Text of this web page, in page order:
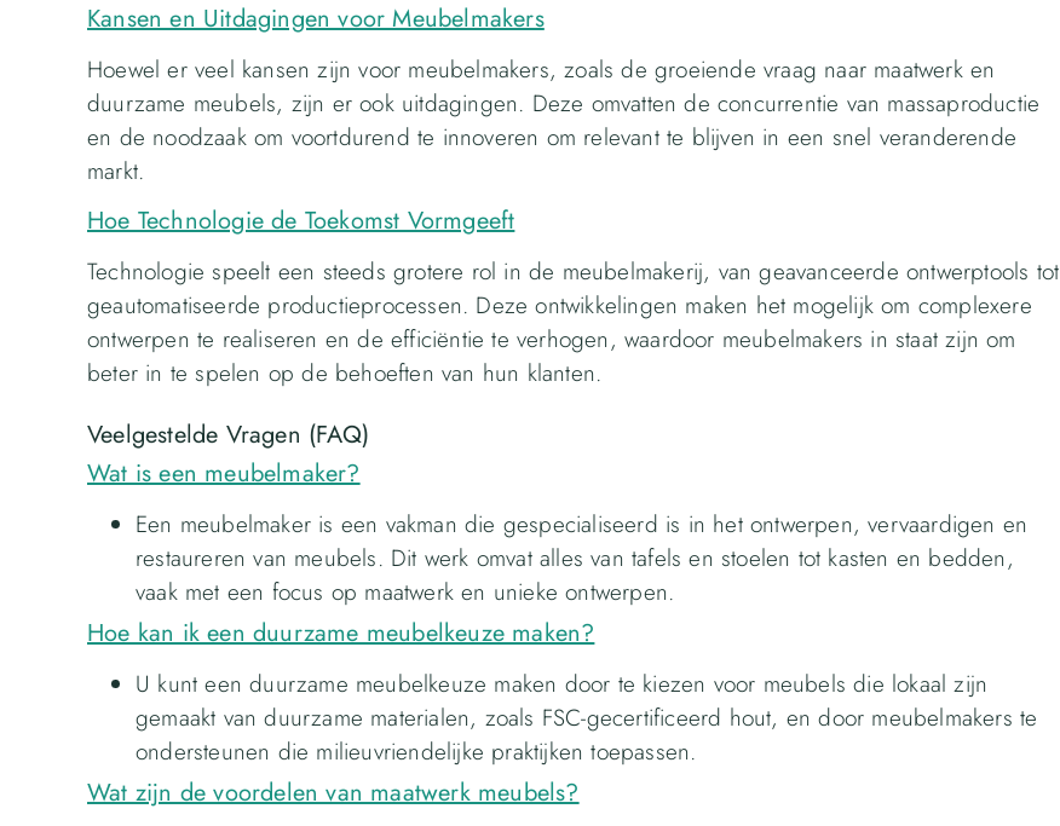
Kansen en Uitdagingen voor Meubelmakers
Hoewel er veel kansen zijn voor meubelmakers, zoals de groeiende vraag naar maatwerk en
duurzame meubels, zijn er ook uitdagingen. Deze omvatten de concurrentie van massaproductie
en de noodzaak om voortdurend te innoveren om relevant te blijven in een snel veranderende
markt.
Hoe Technologie de Toekomst Vormgeeft
Technologie speelt een steeds grotere rol in de meubelmakerij, van geavanceerde ontwerptools tot
geautomatiseerde productieprocessen. Deze ontwikkelingen maken het mogelijk om complexere
ontwerpen te realiseren en de efficiëntie te verhogen, waardoor meubelmakers in staat zijn om
beter in te spelen op de behoeften van hun klanten.
Veelgestelde Vragen (FAQ)
Wat is een meubelmaker?
Een meubelmaker is een vakman die gespecialiseerd is in het ontwerpen, vervaardigen en
restaureren van meubels. Dit werk omvat alles van tafels en stoelen tot kasten en bedden,
vaak met een focus op maatwerk en unieke ontwerpen.
Hoe kan ik een duurzame meubelkeuze maken?
U kunt een duurzame meubelkeuze maken door te kiezen voor meubels die lokaal zijn
gemaakt van duurzame materialen, zoals FSC-gecertificeerd hout, en door meubelmakers te
ondersteunen die milieuvriendelijke praktijken toepassen.
Wat zijn de voordelen van maatwerk meubels?